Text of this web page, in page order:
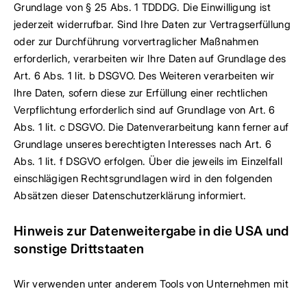
Grundlage von § 25 Abs. 1 TDDDG. Die Einwilligung ist
jederzeit widerrufbar. Sind Ihre Daten zur Vertragserfüllung
oder zur Durchführung vorvertraglicher Maßnahmen
erforderlich, verarbeiten wir Ihre Daten auf Grundlage des
Art. 6 Abs. 1 lit. b DSGVO. Des Weiteren verarbeiten wir
Ihre Daten, sofern diese zur Erfüllung einer rechtlichen
Verpflichtung erforderlich sind auf Grundlage von Art. 6
Abs. 1 lit. c DSGVO. Die Datenverarbeitung kann ferner auf
Grundlage unseres berechtigten Interesses nach Art. 6
Abs. 1 lit. f DSGVO erfolgen. Über die jeweils im Einzelfall
einschlägigen Rechtsgrundlagen wird in den folgenden
Absätzen dieser Datenschutzerklärung informiert.
Hinweis zur Datenweitergabe in die USA und
sonstige Drittstaaten
Wir verwenden unter anderem Tools von Unternehmen mit